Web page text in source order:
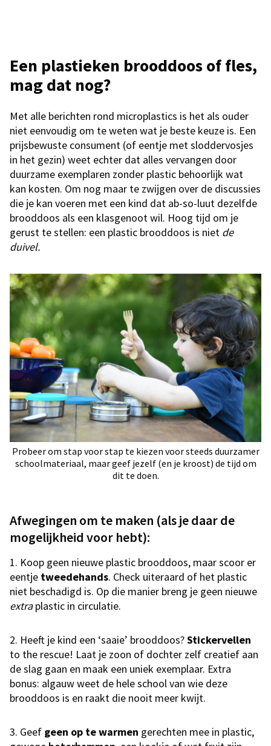
Een plastieken brooddoos of fles,
mag dat nog?
Met alle berichten rond microplastics is het als ouder
niet eenvoudig om te weten wat je beste keuze is. Een
prijsbewuste consument (of eentje met sloddervosjes
in het gezin) weet echter dat alles vervangen door
duurzame exemplaren zonder plastic behoorlijk wat
kan kosten. Om nog maar te zwijgen over de discussies
die je kan voeren met een kind dat ab-so-luut dezelfde
brooddoos als een klasgenoot wil. Hoog tijd om je
gerust te stellen: een plastic brooddoos is niet de
duivel.
Probeer om stap voor stap te kiezen voor steeds duurzamer
schoolmateriaal, maar geef jezelf (en je kroost) de tijd om
dit te doen.
Afwegingen om te maken (als je daar de
mogelijkheid voor hebt):
1. Koop geen nieuwe plastic brooddoos, maar scoor er
eentje tweedehands. Check uiteraard of het plastic
niet beschadigd is. Op die manier breng je geen nieuwe
extraplastic in circulatie.
2. Heeft je kind een ‘saaie’ brooddoos?Stickervellen
to the rescue! Laat je zoon of dochter zelf creatief aan
de slag gaan en maak een uniek exemplaar. Extra
bonus: algauw weet de hele school van wie deze
brooddoos is en raakt die nooit meer kwijt.
3. Geef geen op te warmen gerechten mee in plastic,